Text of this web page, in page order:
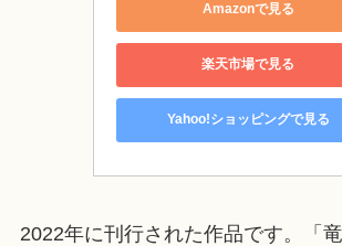
Amazonで見る
楽天市場で見る
Yahoo!ショッピングで見る
2022年に刊行された作品です。「